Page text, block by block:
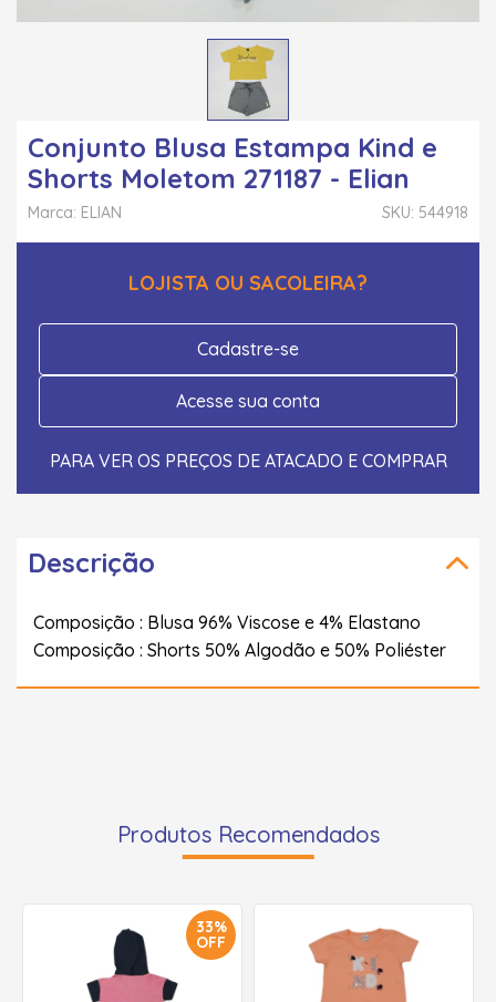
Conjunto Blusa Estampa Kind e
Shorts Moletom 271187 - Elian
SKU: 544918
Marca: ELIAN
LOJISTA OU SACOLEIRA?
Cadastre-se
Acesse sua conta
PARA VER OS PREÇOS DE ATACADO E COMPRAR
Descrição
Composição : Blusa 96% Viscose e 4% Elastano
Composição : Shorts 50% Algodão e 50% Poliéster
Produtos Recomendados
33%
OFF